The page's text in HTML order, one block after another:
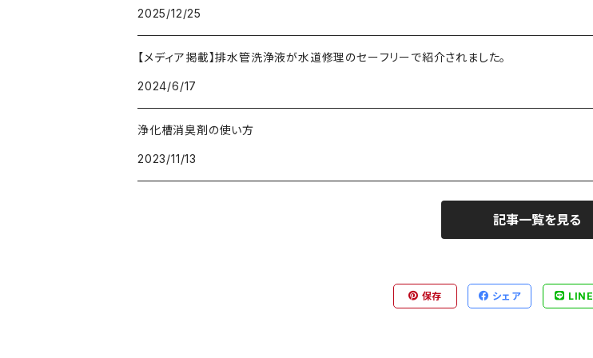
2025/12/25
【メディア掲載】排水管洗浄液が水道修理のセーフリーで紹介されました。
2024/6/17
浄化槽消臭剤の使い方
2023/11/13
記事一覧を見る
保存 シェア LINE